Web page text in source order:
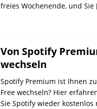
freies Wochenende, und Sie
Von Spotify
wechseln
Spotify Premium ist Ihnen
Free wechseln? Hier
Sie Spotify wieder